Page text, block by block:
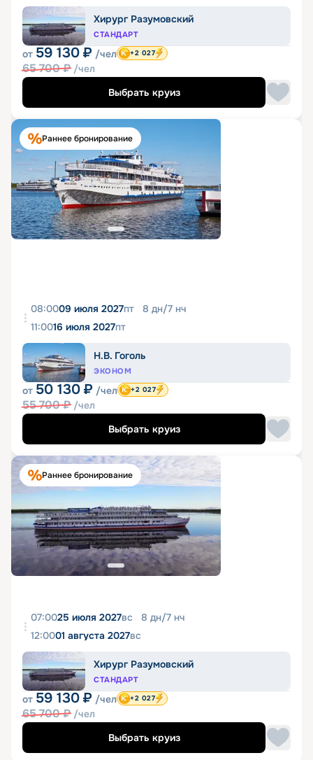
Хирург Разумовский
СТАНДАРТ
от 59 130 ₽ /чел
65 700₽ /чел
+2 027
Выбрать круиз
Раннее бронирование
08:0009 июля 2027пт 8 дн/7 нч
11:0016 июля 2027пт
Н.В. Гоголь
ЭКОНОМ
от 50 130 ₽ /чел
55 700₽ /чел
+2 027
Выбрать круиз
Раннее бронирование
07:0025 июля 2027вс 8 дн/7 нч
12:0001 августа 2027вс
Хирург Разумовский
СТАНДАРТ
от 59 130 ₽ /чел
65 700₽ /чел
+2 027
Выбрать круиз